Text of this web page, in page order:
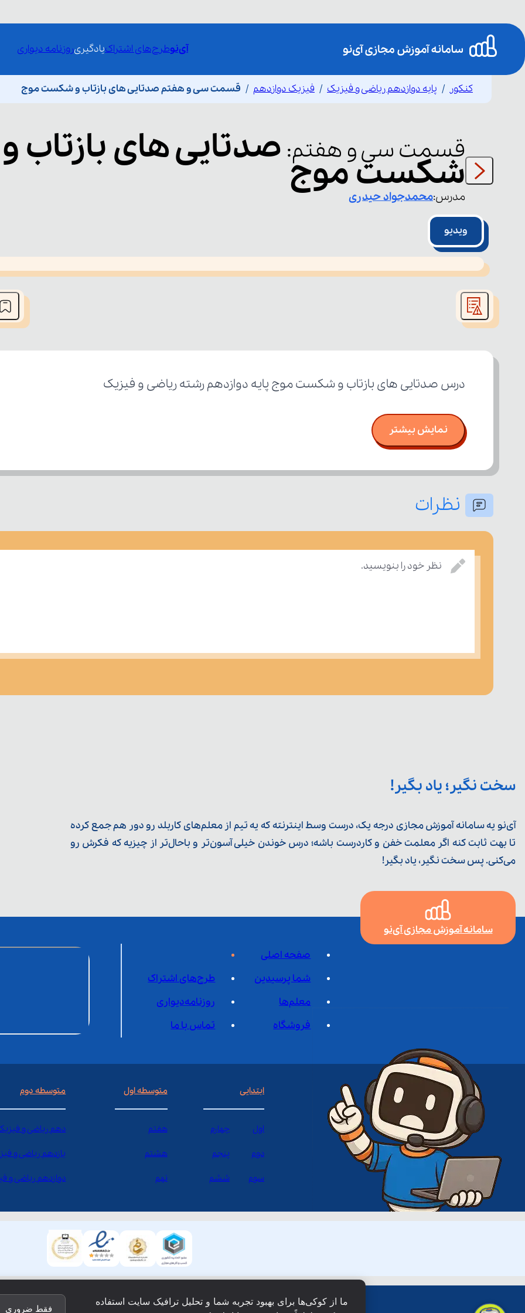
آی‌نوطرح‌های اشتراکیادگیریروزنامه دیواری
کنکور پایه دوازدهم ریاضی و فیزیک فیزیک دوازدهم قسمت سی و هفتم صدتایی های بازتاب و شکست موج
قسمت سی و هفتم: صدتایی های بازتاب و
شکست موج
مدرس:محمدجوادحیدری
ویدیو
This
is
window.
درس صدتایی های بازتاب و شکست موج پایه دوازدهم رشته ریاضی و فیزیک
نمایش بیشتر
نظرات
نظر خود را بنویسید.
سخت نگیر؛ یاد بگیر!
آی‌نو یه سامانه آموزش مجازی درجه یک، درست وسط اینترنته که یه تیم از معلم‌‌های کاربلد رو دور هم جمع کرده
تا بهت ثابت کنه اگر معلمت خفن و کاردرست باشه؛ درس خوندن خیلی آسون‌تر و باحال‌تر از چیزیه که فکرش رو
می‌کنی. پس سخت نگیر، یاد بگیر!
سامانه آموزش مجازی آی‌نو
صفحه اصلی
شما پرسیدین
طرح‌های اشتراک
معلم‌ها
روزنامه‌دیواری
فروشگاه
تماس با ما
ابتدایی
اول چهارم
دوم پنجم
سوم ششم
متوسطه اول
هفتم
هشتم
نهم
متوسطه دوم
دهم ریاضی و
یازدهم ریاضی و
دوازدهم ریاضی و
ما از کوکی‌ها برای بهبود تجربه شما و تحلیل ترافیک سایت استفاده
فقط ضروری